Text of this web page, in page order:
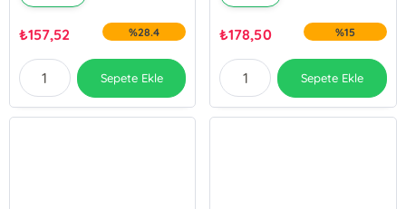
₺157,52 %28.4
Sepete Ekle
₺178,50 %15
Sepete Ekle